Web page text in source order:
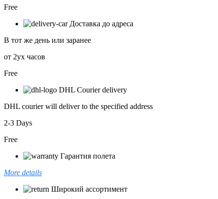
Free
Доставка до адреса
В тот же день или заранее
от 2ух часов
Free
DHL Courier delivery
DHL courier will deliver to the specified address
2-3 Days
Free
Гарантия полета
More details
Широкий ассортимент